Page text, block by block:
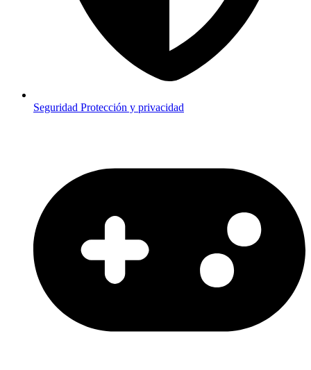
Seguridad Protección y privacidad